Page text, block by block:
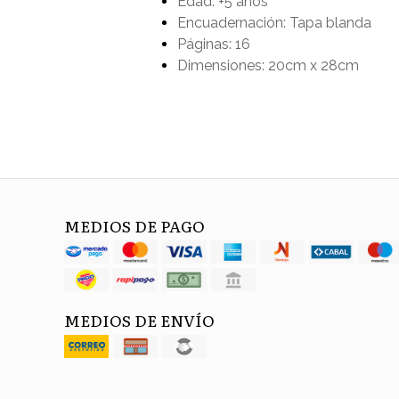
Encuadernación: Tapa blanda
Páginas: 16
Dimensiones: 20cm x 28cm
MEDIOS DE PAGO
MEDIOS DE ENVÍO